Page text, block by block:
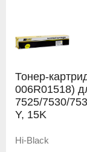
Тонер-
006R01518)
7525/7530/
Y, 15K
Hi-Black